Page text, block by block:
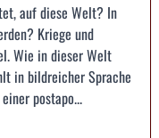
auf diese Welt? In
Kriege und
Wie in dieser Welt
in bildreicher Sprache
postapo...